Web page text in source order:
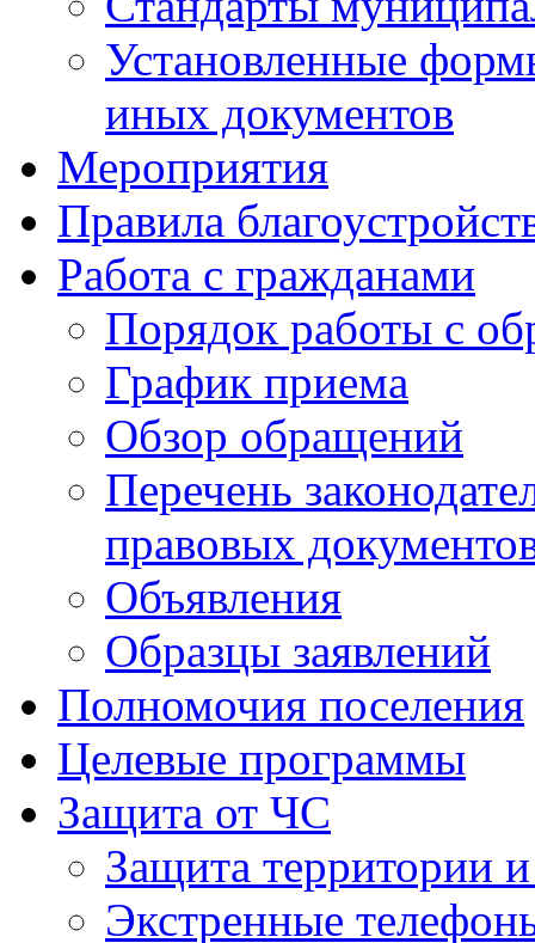
Установленные
иных документов
Мероприятия
Правила
Работа с гражданами
Порядок работы с
График приема
Обзор обращений
Перечень
правовых
Объявления
Образцы заявлений
Полномочия поселения
Целевые программы
Защита от ЧС
Защита территории
Экстренные